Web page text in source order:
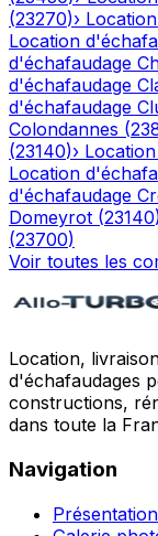
(23270)›
Location
d'échafaudage
d'échafaudage
d'échafaudage
Colondannes (
(23140)›
Location
d'échafaudage
Domeyrot (23140
(23700)
Voir toutes les
Location,
d'échafaudages
constructions,
dans toute la
Navigation
Présentation